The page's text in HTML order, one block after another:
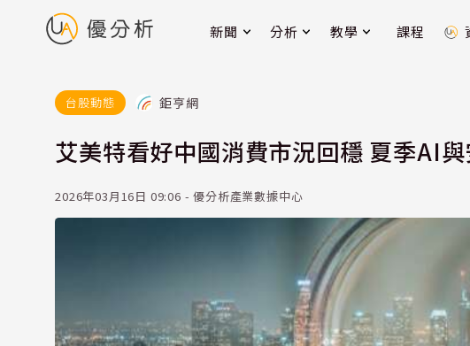
新聞 分析 教學 課程
台股動態 鉅亨網
艾美特看好中國消費市況回穩 夏季AI
2026年03月16日 09:06 - 優分析產業數據中心